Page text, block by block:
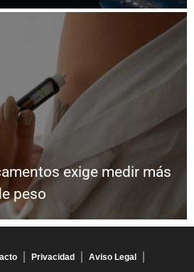
exige medir más
peso
Privacidad Aviso Legal